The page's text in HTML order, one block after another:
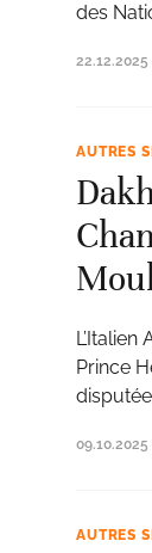
des
22.12.2025
AUTRES
Prince
09.10.2025
AUTRES